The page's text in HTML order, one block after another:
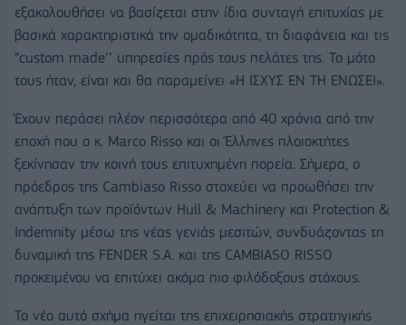
εξακολουθήσει να βασίζεται στην ίδια συνταγή επιτυχίας με
βασικά χαρακτηριστικά την ομαδικότητα, τη διαφάνεια και τις
“custom made’’ υπηρεσίες πρός τους πελάτες της. Το μότο
τους ήταν, είναι και θα παραμείνει «H ΙΣΧΥΣ ΕΝ ΤΗ ΕΝΩΣΕΙ».
Έχουν περάσει πλέον περισσότερα από 40 χρόνια από την
εποχή που ο κ. Marco Risso και οι Έλληνες πλοιοκτήτες
ξεκίνησαν την κοινή τους επιτυχημένη πορεία. Σήμερα, ο
πρόεδρος της Cambiaso Risso στοχεύει να προωθήσει την
ανάπτυξη των προϊόντων Hull & Machinery και Protection &
Indemnity μέσω της νέας γενιάς μεσιτών, συνδυάζοντας τη
δυναμική της FENDER S.A. και της CAMBIASO RISSO
προκειμένου να επιτύχει ακόμα πιο φιλόδοξους στόχους.
Το νέο αυτό σχήμα ηγείται της επιχειρησιακής στρατηγικής